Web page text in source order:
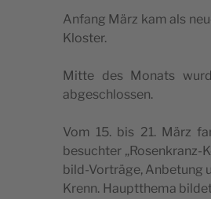
Anfang März kam als
Kloster.
Mit­te des Monats
abgeschlossen.
Vom 15. bis 21. März
besuch­ter
bild-Vor­trä­ge, Anbe­tung
Krenn. Haupt­the­ma